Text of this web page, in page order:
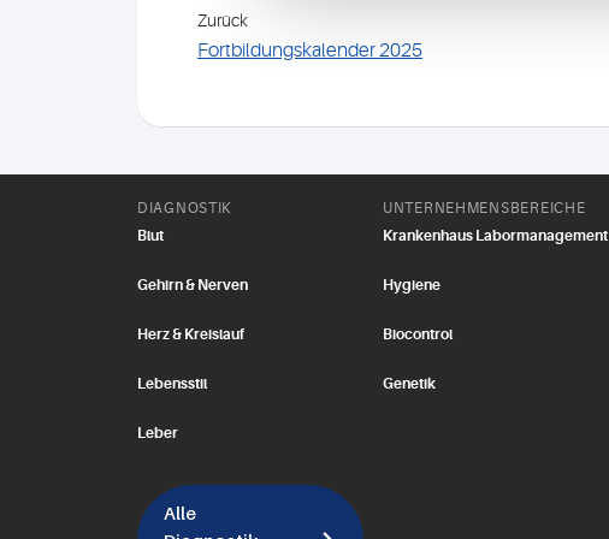
Zurück
Fortbildungskalender 2025
DIAGNOSTIK
Blut
Gehirn & Nerven
Herz & Kreislauf
Lebensstil
Leber
Alle
UNTERNEHMENSBEREICHE
Krankenhaus Labormanagement
Hygiene
Biocontrol
Genetik